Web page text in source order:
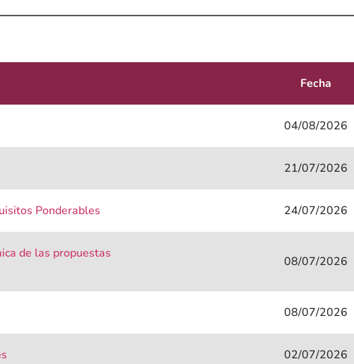
Fecha
04/08/2026
21/07/2026
Ponderables 24/07/2026
de las propuestas
08/07/2026
08/07/2026
02/07/2026